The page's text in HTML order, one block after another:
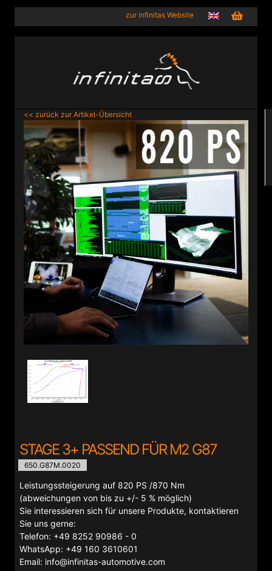
zur infinitas Website
<< zurück zur Artikel-Übersicht
STAGE 3+ PASSEND FÜR M2 G87
650.G87M.0020
Leistungssteigerung auf 820 PS /870 Nm
(abweichungen von bis zu +/- 5 % möglich)
Sie interessieren sich für unsere Produkte, kontaktieren
Sie uns gerne:
Telefon: +49 8252 90986 - 0
WhatsApp: +49 160 3610601
Email: info@infinitas-automotive.com